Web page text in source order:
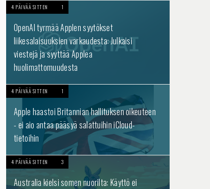
4 PÄIVÄÄ SITTEN 1
OpenAI tyrmää Applen syytökset
liikesalaisuuksien varkaudesta: Julkaisi
viestejä ja syyttää Applea
huolimattomuudesta
4 PÄIVÄÄ SITTEN 1
Apple haastoi Britannian hallituksen oikeuteen
- ei aio antaa pääsyä salattuihin iCloud-
tietoihin
4 PÄIVÄÄ SITTEN 3
Australia kielsi somen nuorilta: Käyttö ei